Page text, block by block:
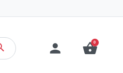
person shopping_basket
0